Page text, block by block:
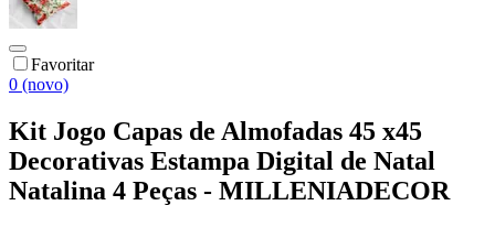
Favoritar
0 (novo)
Kit Jogo Capas de Almofadas 45 x45
Decorativas Estampa Digital de Natal
Natalina 4 Peças - MILLENIADECOR